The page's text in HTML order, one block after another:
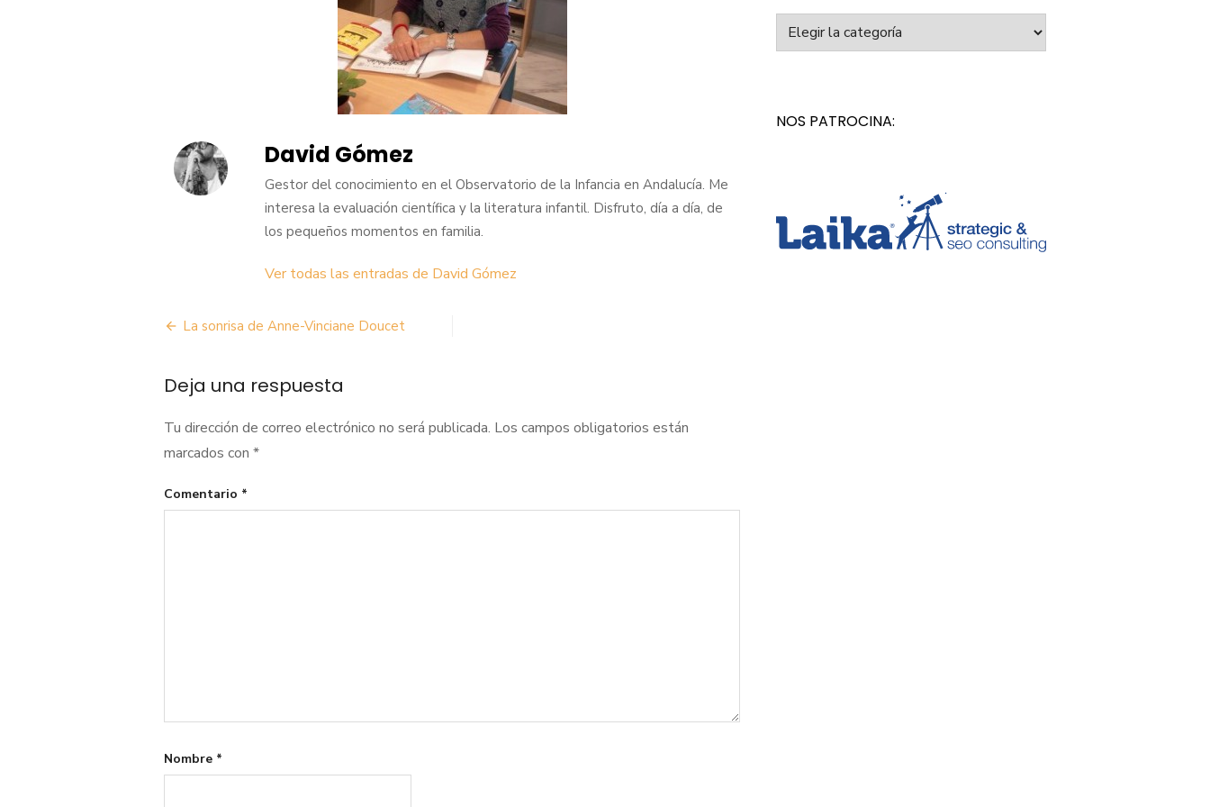
David Gómez
Gestor del conocimiento en el Observatorio de la Infancia en Andalucía. Me
interesa la evaluación científica y la literatura infantil. Disfruto, día a día, de
los pequeños momentos en familia.
Ver todas las entradas de David Gómez
Navegación
entradas
La sonrisa de Anne-Vinciane Doucet
Deja una respuesta
Tu dirección de correo electrónico no será publicada. Los campos obligatorios están
marcados con *
Comentario *
Nombre *
NOS PATROCINA: